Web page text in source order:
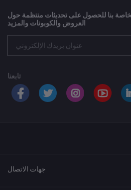
بنا للحصول على تحديثات منتظمة حول
العروض والكوبونات والمزيد
تابعنا
جهات الاتصال